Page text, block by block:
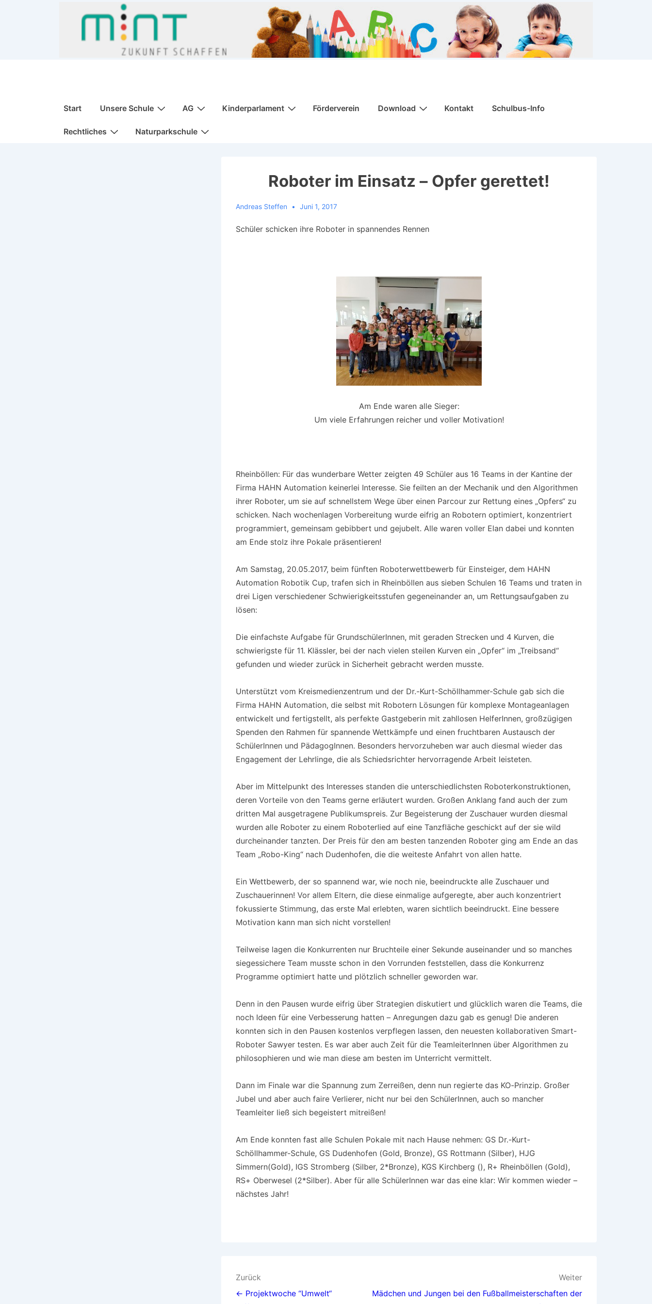
Hauptnavigation
Start Unsere Schule AG Kinderparlament Förderverein Download Kontakt Schulbus-Info
Rechtliches Naturparkschule
Roboter im Einsatz – Opfer gerettet!
Andreas Steffen Juni 1, 2017
Schüler schicken ihre Roboter in spannendes Rennen
Am Ende waren alle Sieger:
Um viele Erfahrungen reicher und voller Motivation!
Rheinböllen: Für das wunderbare Wetter zeigten 49 Schüler aus 16 Teams in der Kantine der
Firma HAHN Automation keinerlei Interesse. Sie feilten an der Mechanik und den Algorithmen
ihrer Roboter, um sie auf schnellstem Wege über einen Parcour zur Rettung eines „Opfers“ zu
schicken. Nach wochenlagen Vorbereitung wurde eifrig an Robotern optimiert, konzentriert
programmiert, gemeinsam gebibbert und gejubelt. Alle waren voller Elan dabei und konnten
am Ende stolz ihre Pokale präsentieren!
Am Samstag, 20.05.2017, beim fünften Roboterwettbewerb für Einsteiger, dem HAHN
Automation Robotik Cup, trafen sich in Rheinböllen aus sieben Schulen 16 Teams und traten in
drei Ligen verschiedener Schwierigkeitsstufen gegeneinander an, um Rettungsaufgaben zu
lösen:
Die einfachste Aufgabe für GrundschülerInnen, mit geraden Strecken und 4 Kurven, die
schwierigste für 11. Klässler, bei der nach vielen steilen Kurven ein „Opfer“ im „Treibsand“
gefunden und wieder zurück in Sicherheit gebracht werden musste.
Unterstützt vom Kreismedienzentrum und der Dr.-Kurt-Schöllhammer-Schule gab sich die
Firma HAHN Automation, die selbst mit Robotern Lösungen für komplexe Montageanlagen
entwickelt und fertigstellt, als perfekte Gastgeberin mit zahllosen HelferInnen, großzügigen
Spenden den Rahmen für spannende Wettkämpfe und einen fruchtbaren Austausch der
SchülerInnen und PädagogInnen. Besonders hervorzuheben war auch diesmal wieder das
Engagement der Lehrlinge, die als Schiedsrichter hervorragende Arbeit leisteten.
Aber im Mittelpunkt des Interesses standen die unterschiedlichsten Roboterkonstruktionen,
deren Vorteile von den Teams gerne erläutert wurden. Großen Anklang fand auch der zum
dritten Mal ausgetragene Publikumspreis. Zur Begeisterung der Zuschauer wurden diesmal
wurden alle Roboter zu einem Roboterlied auf eine Tanzfläche geschickt auf der sie wild
durcheinander tanzten. Der Preis für den am besten tanzenden Roboter ging am Ende an das
Team „Robo-King“ nach Dudenhofen, die die weiteste Anfahrt von allen hatte.
Ein Wettbewerb, der so spannend war, wie noch nie, beeindruckte alle Zuschauer und
Zuschauerinnen! Vor allem Eltern, die diese einmalige aufgeregte, aber auch konzentriert
fokussierte Stimmung, das erste Mal erlebten, waren sichtlich beeindruckt. Eine bessere
Motivation kann man sich nicht vorstellen!
Teilweise lagen die Konkurrenten nur Bruchteile einer Sekunde auseinander und so manches
siegessichere Team musste schon in den Vorrunden feststellen, dass die Konkurrenz
Programme optimiert hatte und plötzlich schneller geworden war.
Denn in den Pausen wurde eifrig über Strategien diskutiert und glücklich waren die Teams, die
noch Ideen für eine Verbesserung hatten – Anregungen dazu gab es genug! Die anderen
konnten sich in den Pausen kostenlos verpflegen lassen, den neuesten kollaborativen Smart-
Roboter Sawyer testen. Es war aber auch Zeit für die TeamleiterInnen über Algorithmen zu
philosophieren und wie man diese am besten im Unterricht vermittelt.
Dann im Finale war die Spannung zum Zerreißen, denn nun regierte das KO-Prinzip. Großer
Jubel und aber auch faire Verlierer, nicht nur bei den SchülerInnen, auch so mancher
Teamleiter ließ sich begeistert mitreißen!
Am Ende konnten fast alle Schulen Pokale mit nach Hause nehmen: GS Dr.-Kurt-
Schöllhammer-Schule, GS Dudenhofen (Gold, Bronze), GS Rottmann (Silber), HJG
Simmern(Gold), IGS Stromberg (Silber, 2*Bronze), KGS Kirchberg (), R+ Rheinböllen (Gold),
RS+ Oberwesel (2*Silber). Aber für alle SchülerInnen war das eine klar: Wir kommen wieder –
nächstes Jahr!
Beitragsnavigation
Zurück
← Projektwoche “Umwelt“
Weiter
Mädchen und Jungen bei den Fußballmeisterschaften der